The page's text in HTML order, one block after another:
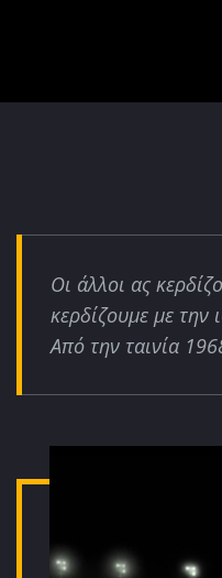
Οι άλλοι ας
κερδίζουμε με την
Από την ταινία